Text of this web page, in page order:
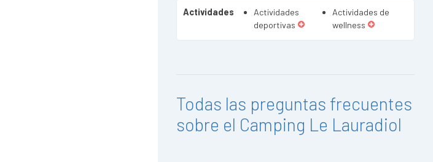
Actividades
Actividades
deportivas
Actividades de
wellness
Todas las preguntas frecuentes
sobre el Camping Le Lauradiol